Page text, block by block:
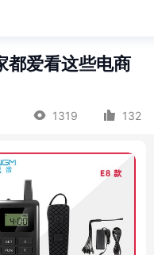
都爱看这些电商
1319 132